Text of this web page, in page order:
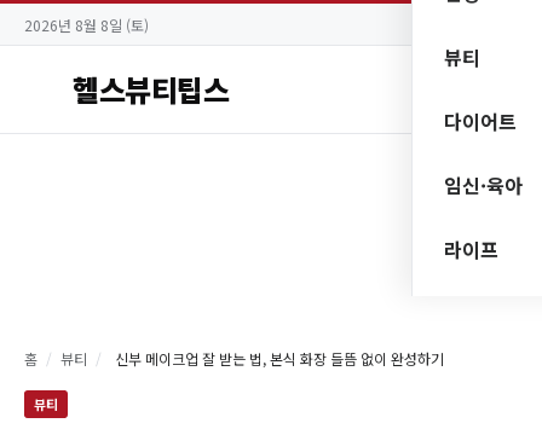
2026년 8월 8일 (토)
헬스뷰티팁스
뷰티
다이어트
임신·육아
라이프
홈 / 뷰티 / 신부 메이크업 잘 받는 법, 본식 화장 들뜸 없이 완성하기
뷰티